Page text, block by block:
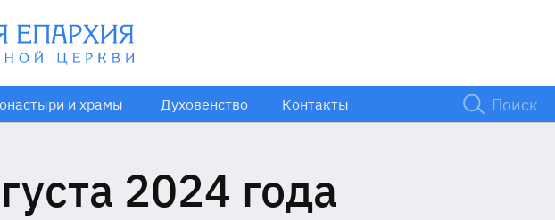
и храмы Духовенство Контакты
2024 года